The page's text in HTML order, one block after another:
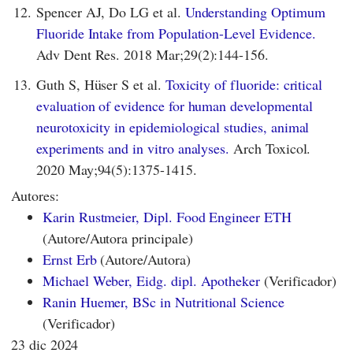
12. Spencer AJ, Do LG et al. Understanding Optimum
Fluoride Intake from Population-Level Evidence.
Adv Dent Res. 2018 Mar;29(2):144-156.
13. Guth S, Hüser S et al. Toxicity of fluoride: critical
evaluation of evidence for human developmental
neurotoxicity in epidemiological studies, animal
experiments and in vitro analyses. Arch Toxicol.
2020 May;94(5):1375-1415.
Autores:
Karin Rustmeier, Dipl. Food Engineer ETH
(Autore/Autora principale)
Ernst Erb(Autore/Autora)
Michael Weber, Eidg. dipl. Apotheker (Verificador)
Ranin Huemer, BSc in Nutritional Science
(Verificador)
23 dic 2024